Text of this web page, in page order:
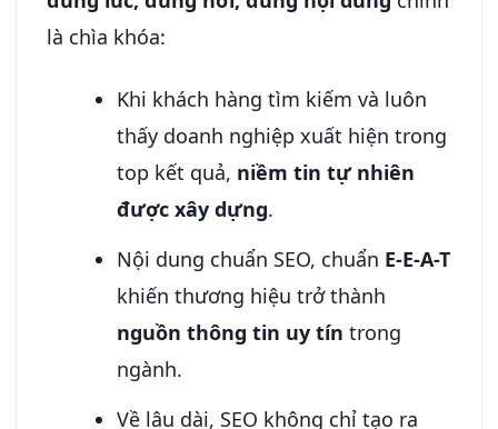
là chìa khóa:
Khi khách hàng tìm kiếm và luôn
thấy doanh nghiệp xuất hiện trong
top kết quả, niềm tin tự nhiên
được xây dựng.
Nội dung chuẩn SEO, chuẩn E-E-A-T
khiến thương hiệu trở thành
nguồn thông tin uy tín trong
ngành.
Về lâu dài, SEO không chỉ tạo ra